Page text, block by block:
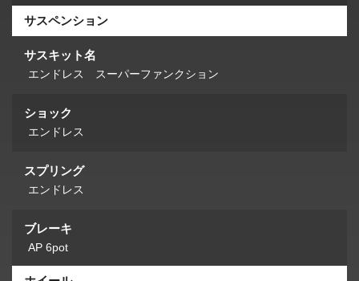
サスペンション
サスキット名
エンドレス スーパーファンクション
ショック
エンドレス
スプリング
エンドレス
ブレーキ
AP 6pot